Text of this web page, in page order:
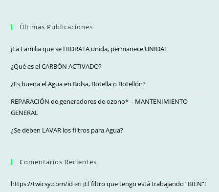
Últimas Publicaciones
¡La Familia que se HIDRATA unida, permanece UNIDA!
¿Qué es el CARBÓN ACTIVADO?
¿Es buena el Agua en Bolsa, Botella o Botellón?
REPARACIÓN de generadores de ozono* – MANTENIMIENTO
GENERAL
¿Se deben LAVAR los filtros para Agua?
Comentarios Recientes
https://twicsy.com/id en ¡El filtro que tengo está trabajando “BIEN”!